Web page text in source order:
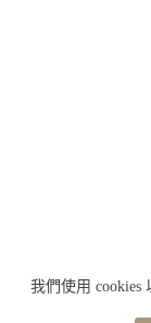
我們使用 cookies